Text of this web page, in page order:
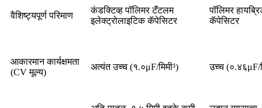
वैशिष्ट्यपूर्ण परिमाण
कंडक्टिव्ह पॉलिमर टॅंटलम
इलेक्ट्रोलाइटिक कॅपेसिटर
पॉलिमर
कॅपेसिटर
आकारमान कार्यक्षमता
(CV मूल्य)
अत्यंत उच्च (१.०μF/मिमी³) उच्च (०.४६μF/